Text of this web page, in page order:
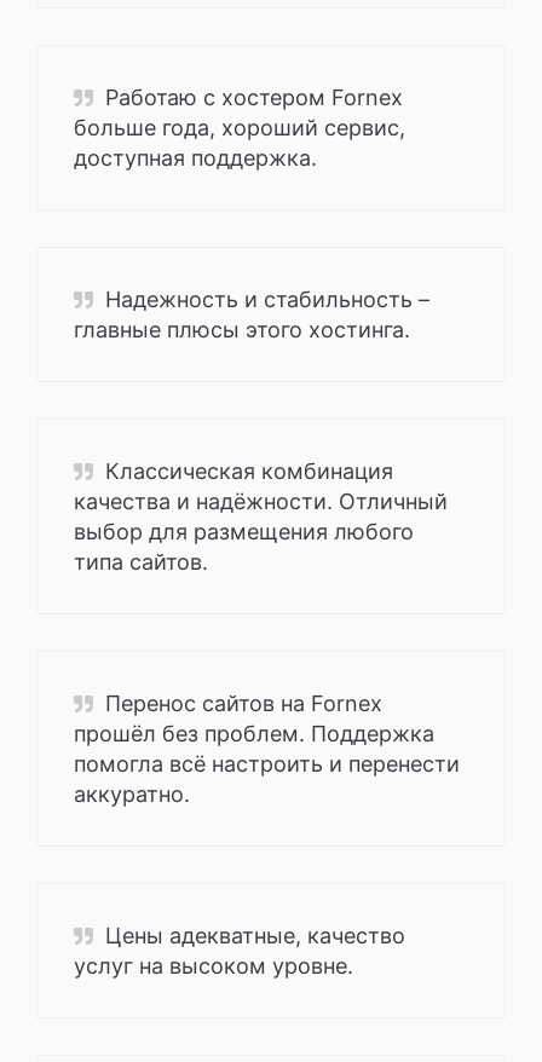
Работаю с хостером Fornex
больше года, хороший сервис,
доступная поддержка.
Надежность и стабильность –
главные плюсы этого хостинга.
Классическая комбинация
качества и надёжности. Отличный
выбор для размещения любого
типа сайтов.
Перенос сайтов на Fornex
прошёл без проблем. Поддержка
помогла всё настроить и перенести
аккуратно.
Цены адекватные, качество
услуг на высоком уровне.